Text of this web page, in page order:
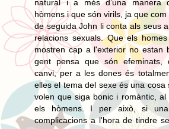
natural i a més d’una manera
hòmens i que són virils, ja que
de seguida John li conta als seus
relacions sexuals. Que els
mostren cap a l'exterior no estan
gent pensa que són efeminats,
canvi, per a les dones és
elles el tema del sexe és una cosa
volen que siga bonic i romàntic,
els hòmens. I per això, si
complicacions a l'hora de tindre